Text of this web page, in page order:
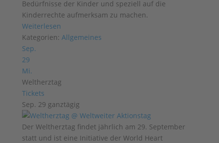
Bedürfnisse der Kinder und speziell auf die
Kinderrechte aufmerksam zu machen.
Weiterlesen
Kategorien: Allgemeines
Sep.
29
Mi.
Weltherztag
Tickets
Sep. 29 ganztägig
Der Weltherztag findet jährlich am 29. September
statt und ist eine Initiative der World Heart